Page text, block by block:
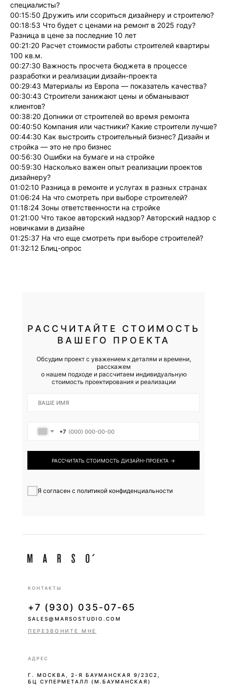
специалисты?
00:15:50 Дружить или ссориться дизайнеру и строителю?
00:18:53 Что будет с ценами на ремонт в 2025 году?
Разница в цене за последние 10 лет
00:21:20 Расчет стоимости работы строителей квартиры
100 кв.м.
00:27:30 Важность просчета бюджета в процессе
разработки и реализации дизайн-проекта
00:29:43 Материалы из Европа — показатель качества?
00:30:43 Строители занижают цены и обманывают
клиентов?
00:38:20 Допники от строителей во время ремонта
00:40:50 Компания или частники? Какие строители лучше?
00:44:30 Как выстроить строительный бизнес? Дизайн и
стройка — это не про бизнес
00:56:30 Ошибки на бумаге и на стройке
00:59:30 Насколько важен опыт реализации проектов
дизайнеру?
01:02:10 Разница в ремонте и услугах в разных странах
01:06:24 На что смотреть при выборе строителей?
01:18:24 Зоны ответственности на стройке
01:21:00 Что такое авторский надзор? Авторский надзор с
новичками в дизайне
01:25:37 На что еще смотреть при выборе строителей?
01:32:12 Блиц-опрос
РАССЧИТАЙТЕ СТОИМОСТЬ
ВАШЕГО ПРОЕКТА
Обсудим проект с уважением к деталям и времени,
расскажем
о нашем подходе и рассчитаем индивидуальную
стоимость проектирования и реализации
+7
РАССЧИТАТЬ СТОИМОСТЬ ДИЗАЙН-ПРОЕКТА →
Я согласен с политикой конфиденциальности
КОНТАКТЫ
АДРЕС
ПЕРЕЗВОНИТЕ МНЕ
+7 (930) 035-07-65
SALES@MARSOSTUDIO.COM
Г. МОСКВА, 2-Я БАУМАНСКАЯ 9/23С2,
БЦ СУПЕРМЕТАЛЛ (М.БАУМАНСКАЯ)